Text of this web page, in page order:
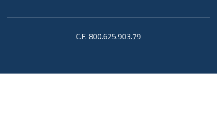
C.F. 800.625.903.79